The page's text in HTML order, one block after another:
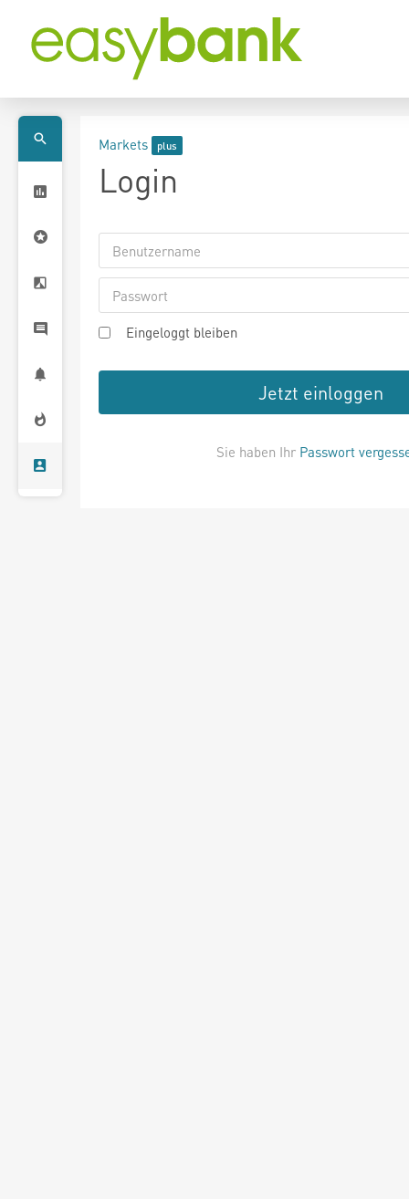
Markets
Login
Eingeloggt bleiben
Jetzt einloggen
Sie haben Ihr Passwort